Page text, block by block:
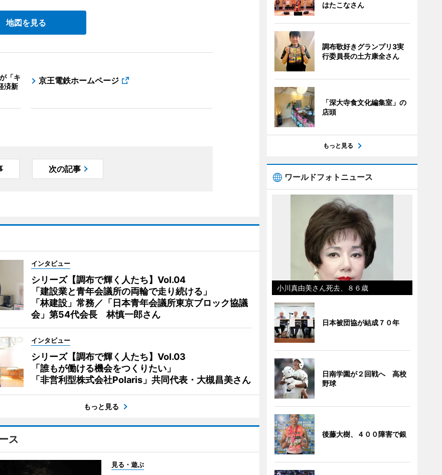
地図を見る
「キ
済新
京王電鉄ホームページ
次の記事
インタビュー
シリーズ【調布で輝く人たち】Vol.04
「建設業と青年会議所の両輪で走り続ける」
「林建設」常務／「日本青年会議所東京ブロック協議
会」第54代会長 林慎一郎さん
インタビュー
シリーズ【調布で輝く人たち】Vol.03
「誰もが働ける機会をつくりたい」
「非営利型株式会社Polaris」共同代表・大槻昌美さん
もっと見る
ス
見る・遊ぶ
はたこなさん
調布歌好きグランプリ3実
行委員長の土方康全さん
「深大寺食文化編集室」の
店頭
もっと見る
ワールドフォトニュース
小川真由美さん死去、８６歳
日本被団協が結成７０年
日南学園が２回戦へ 高校
野球
後藤大樹、４００障害で銀